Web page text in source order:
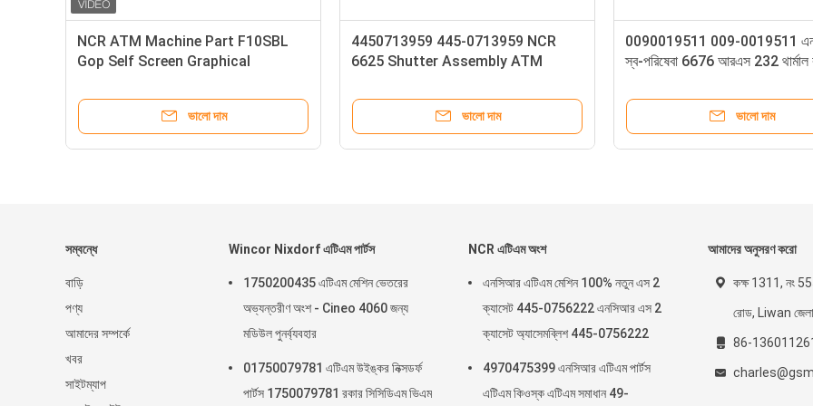
NCR ATM Machine 15 inch LED
Display unit USB Interface,
12V--,2.0A
ভালো দাম
NCR 009-0029127 0090029127
BRM Exception Bin / Reject
ভালো দাম
NCR 445-0711370
FDK 12.1 Inch Touch
ভালো দাম
সম্বন্ধে
বাড়ি
পণ্য
আমাদের সম্পর্কে
খবর
সাইটম্যাপ
Wincor Nixdorf এটিএম পার্টস
1750200435 এটিএম মেশিন ভেতরের
অভ্যন্তরীণ অংশ - Cineo 4060 জন্য
মডিউল পুনর্ব্যবহার
01750079781 এটিএম উইঙ্কর নিক্সডর্ফ
পার্টস 1750079781 রকার সিসিডিএম ভিএম
NCR এটিএম অংশ
এনসিআর এটিএম মেশিন 100% নতুন এস 2
ক্যাসেট 445-0756222 এনসিআর এস 2
ক্যাসেট অ্যাসেমব্লিশ 445-0756222
4970475399 এনসিআর এটিএম পার্টস
এটিএম কিওস্ক এটিএম সমাধান 49-
আমাদের অনুসরণ করো
কক্ষ 1311, নং 555,
রোড, Liwan
86-